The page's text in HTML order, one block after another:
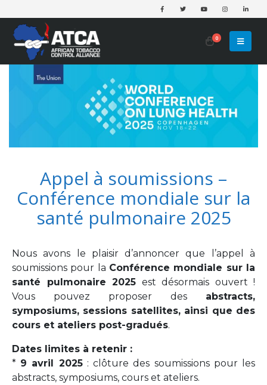
0
Appel à soumissions –
Conférence mondiale sur la
santé pulmonaire 2025
Nous avons le plaisir d’annoncer que l’appel à
soumissions pour la Conférence mondiale sur la
santé pulmonaire 2025 est désormais ouvert !
Vous pouvez proposer des abstracts,
symposiums, sessions satellites, ainsi que des
cours et ateliers post-gradués.
Dates limites à retenir :
* 9 avril 2025: clôture des soumissions pour les
abstracts, symposiums, cours et ateliers.